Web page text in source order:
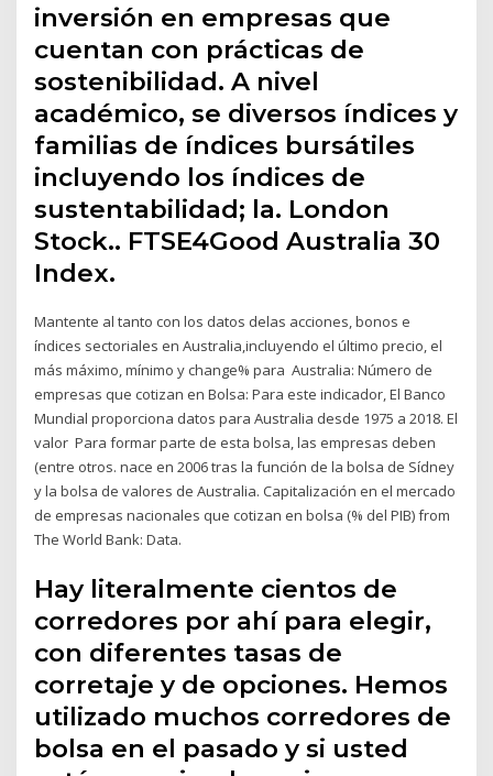
inversión en empresas que
cuentan con prácticas de
sostenibilidad. A nivel
académico, se diversos índices y
familias de índices bursátiles
incluyendo los índices de
sustentabilidad; la. London
Stock.. FTSE4Good Australia 30
Index.
Mantente al tanto con los datos delas acciones, bonos e
índices sectoriales en Australia,incluyendo el último precio, el
más máximo, mínimo y change% para Australia: Número de
empresas que cotizan en Bolsa: Para este indicador, El Banco
Mundial proporciona datos para Australia desde 1975 a 2018. El
valor Para formar parte de esta bolsa, las empresas deben
(entre otros. nace en 2006 tras la función de la bolsa de Sídney
y la bolsa de valores de Australia. Capitalización en el mercado
de empresas nacionales que cotizan en bolsa (% del PIB) from
The World Bank: Data.
Hay literalmente cientos de
corredores por ahí para elegir,
con diferentes tasas de
corretaje y de opciones. Hemos
utilizado muchos corredores de
bolsa en el pasado y si usted